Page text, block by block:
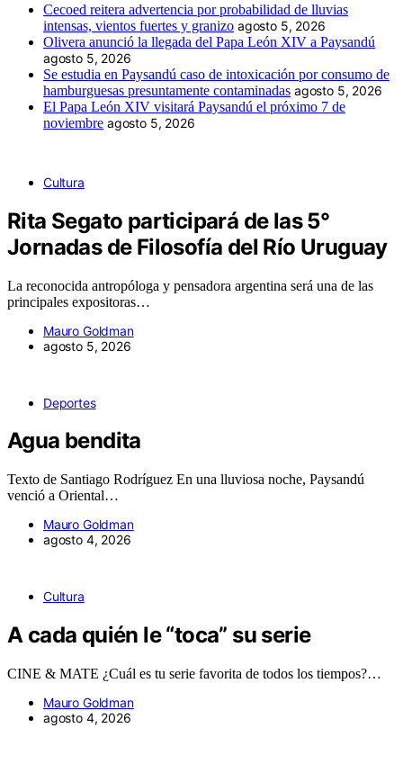
Cecoed reitera advertencia por probabilidad de lluvias
intensas, vientos fuertes y granizo agosto 5, 2026
Olivera anunció la llegada del Papa León XIV a Paysandú
agosto 5, 2026
Se estudia en Paysandú caso de intoxicación por consumo de
hamburguesas presuntamente contaminadas agosto 5, 2026
El Papa León XIV visitará Paysandú el próximo 7 de
noviembre agosto 5, 2026
Cultura
Rita Segato participará de las 5°
Jornadas de Filosofía del Río Uruguay
La reconocida antropóloga y pensadora argentina será una de las
principales expositoras…
Mauro Goldman
agosto 5, 2026
Deportes
Agua bendita
Texto de Santiago Rodríguez En una lluviosa noche, Paysandú
venció a Oriental…
Mauro Goldman
agosto 4, 2026
Cultura
A cada quién le “toca” su serie
CINE & MATE ¿Cuál es tu serie favorita de todos los tiempos?…
Mauro Goldman
agosto 4, 2026